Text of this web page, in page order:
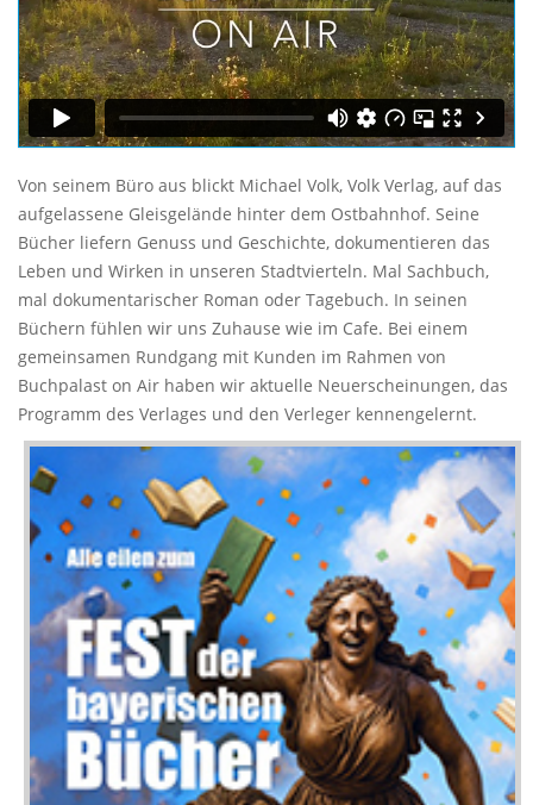
Von seinem Büro aus blickt Michael Volk, Volk Verlag, auf das
aufgelassene Gleisgelände hinter dem Ostbahnhof. Seine
Bücher liefern Genuss und Geschichte, dokumentieren das
Leben und Wirken in unseren Stadtvierteln. Mal Sachbuch,
mal dokumentarischer Roman oder Tagebuch. In seinen
Büchern fühlen wir uns Zuhause wie im Cafe. Bei einem
gemeinsamen Rundgang mit Kunden im Rahmen von
Buchpalast on Air haben wir aktuelle Neuerscheinungen, das
Programm des Verlages und den Verleger kennengelernt.